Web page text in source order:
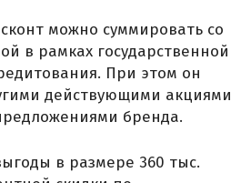
можно суммировать со
в рамках государственной
При этом он
действующими акциями
бренда.
в размере 360 тыс.